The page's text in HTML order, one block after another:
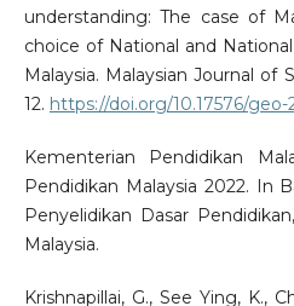
understanding: The case of
choice of National and
Malaysia. Malaysian Journal of
12. https://doi.org/10.17576/geo-
Kementerian Pendidikan
Pendidikan Malaysia 2022. In
Penyelidikan Dasar
Malaysia.
Krishnapillai, G., See Ying, K.,